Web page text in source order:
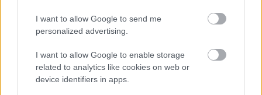
I want to allow Google to send me
personalized advertising.
I want to allow Google to enable storage
related to analytics like cookies on web or
device identifiers in apps.
Kapcsolódó hírek